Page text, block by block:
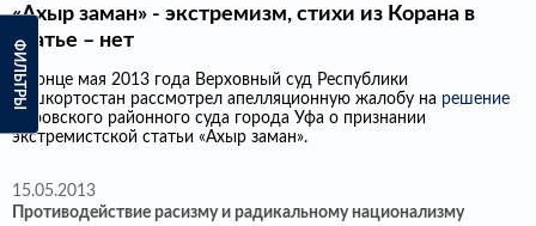
ФИЛЬТРЫ
«Ахыр заман» - экстремизм, стихи из Корана в
статье – нет
В конце мая 2013 года Верховный суд Республики
Башкортостан рассмотрел апелляционную жалобу на решение
Кировского районного суда города Уфа о признании
экстремистской статьи «Ахыр заман».
15.05.2013
Противодействие расизму и радикальному национализму